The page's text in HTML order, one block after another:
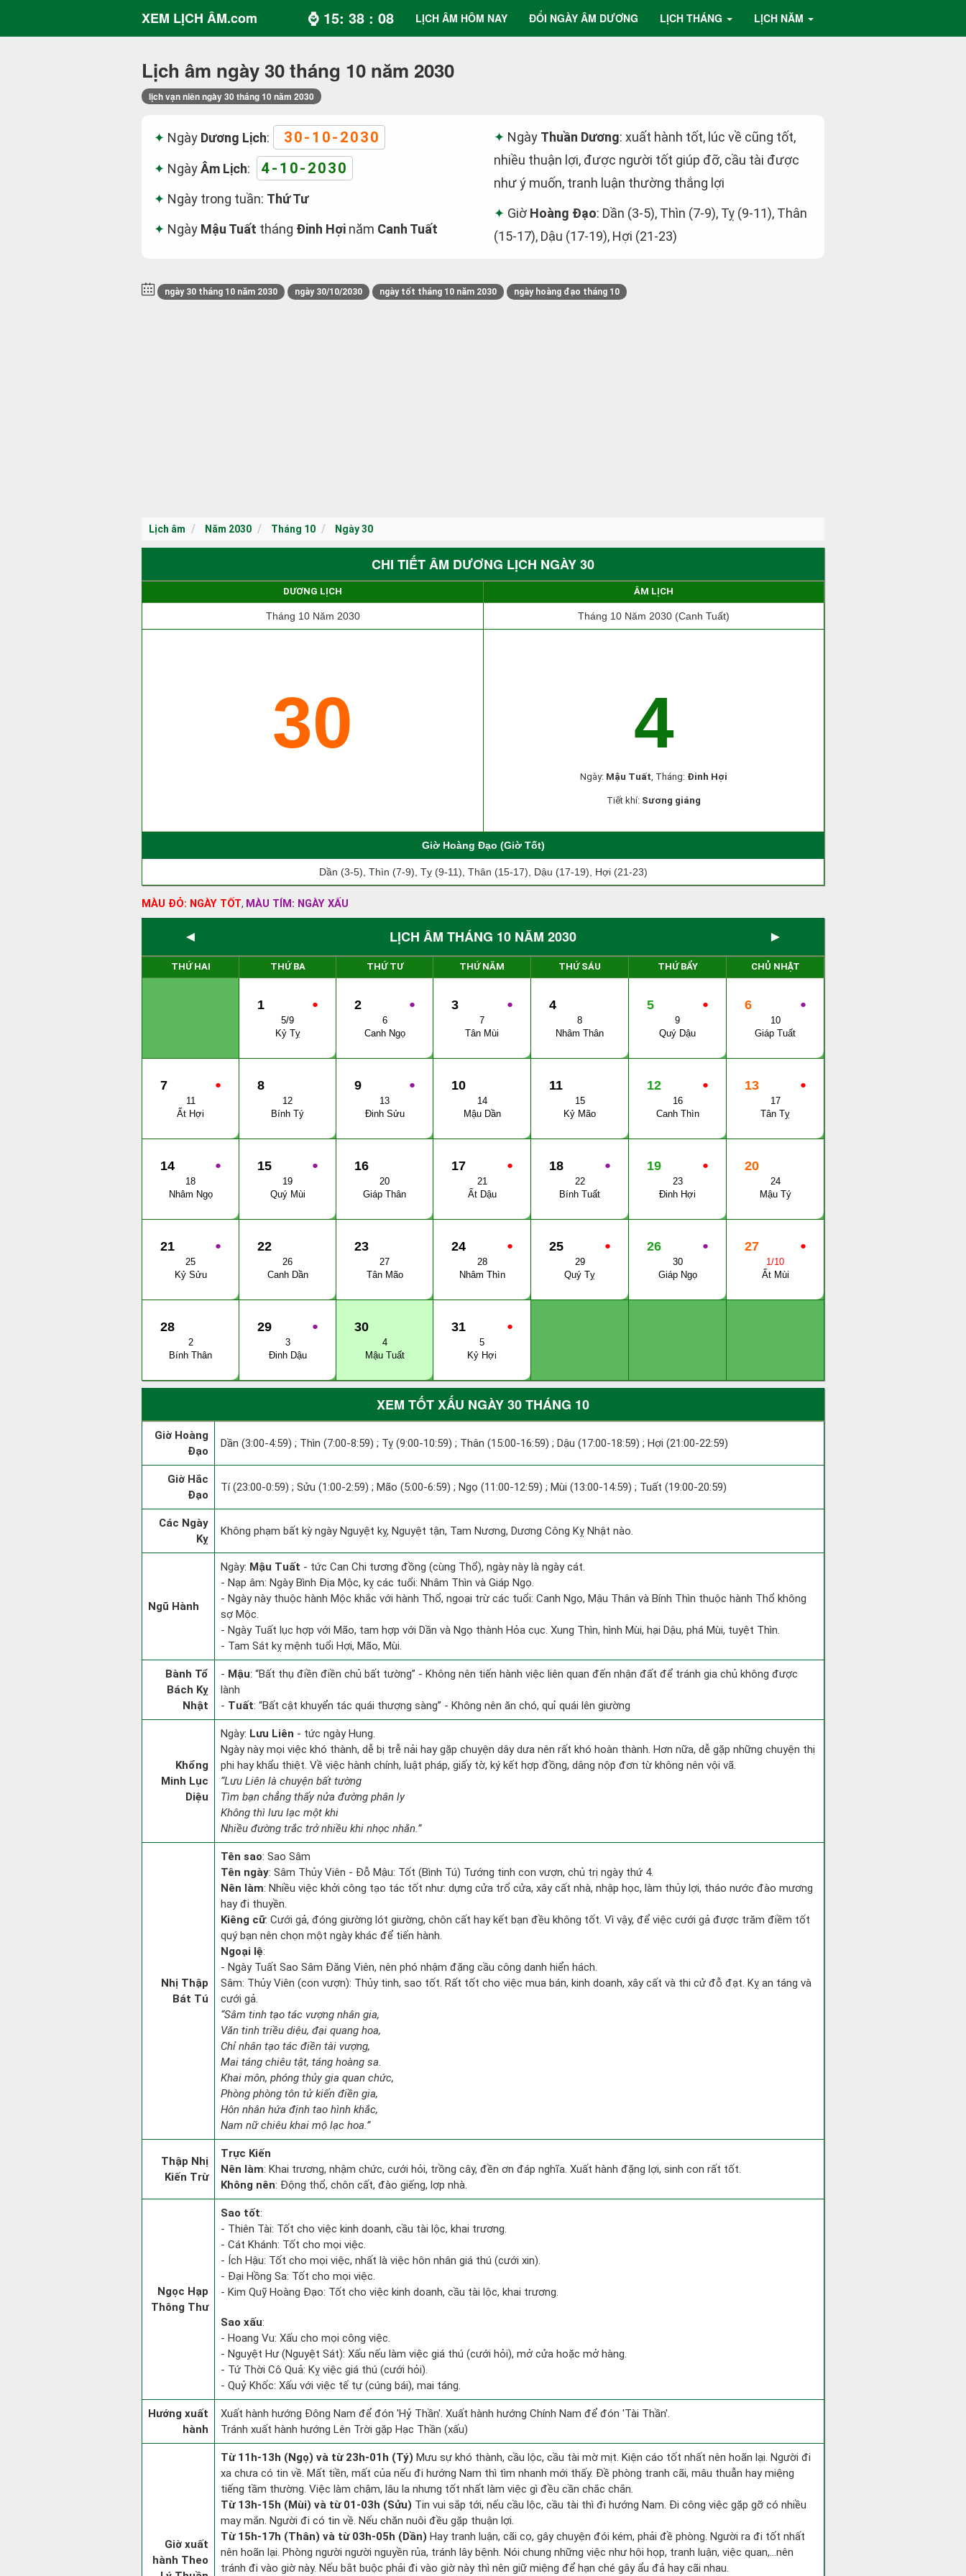
XEM LỊCH ÂM.com ⌚ 15: 38 : 08 LỊCH ÂM HÔM NAY ĐỔI NGÀY ÂM DƯƠNG LỊCH THÁNG LỊCH NĂM
Lịch âm ngày 30 tháng 10 năm 2030
lịch vạn niên ngày 30 tháng 10 năm 2030
Ngày Dương Lịch: 30-10-2030
NgàyÂm Lịch: 4-10-2030
Ngày trong tuần: Thứ Tư
Ngày Mậu Tuất tháng Đinh Hợi năm Canh Tuất
Ngày Thuần Dương: xuất hành tốt, lúc về cũng tốt,
nhiều thuận lợi, được người tốt giúp đỡ, cầu tài được
như ý muốn, tranh luận thường thắng lợi
Giờ Hoàng Đạo: Dần (3-5), Thìn (7-9), Tỵ (9-11), Thân
(15-17), Dậu (17-19), Hợi (21-23)
ngày 30 tháng 10 năm 2030 ngày 30/10/2030 ngày tốt tháng 10 năm 2030 ngày hoàng đạo tháng 10
Lịch âm Năm 2030 Tháng 10 Ngày 30
CHI TIẾT ÂM DƯƠNG LỊCH NGÀY 30
DƯƠNG LỊCH ÂM LỊCH
Tháng 10 Năm 2030 Tháng 10 Năm 2030 (Canh Tuất)
30 4
Ngày: Mậu Tuất, Tháng: Đinh Hợi
Tiết khí: Sương giáng
Giờ Hoàng Đạo (Giờ Tốt)
Dần (3-5), Thìn (7-9), Tỵ (9-11), Thân (15-17), Dậu (17-19), Hợi (21-23)
MÀU ĐỎ: NGÀY TỐT, MÀU TÍM: NGÀY XẤU
◄ LỊCH ÂM THÁNG 10 NĂM 2030 ►
THỨ HAI THỨ BA THỨ TƯ THỨ NĂM THỨ SÁU THỨ BẨY CHỦ NHẬT
●
1
5/9
Kỷ Tỵ
●
2
6
Canh Ngọ
●
3
7
Tân Mùi
4
8
Nhâm Thân
●
5
9
Quý Dậu
●
6
10
Giáp Tuất
●
7
11
Ất Hợi
8
12
Bính Tý
●
9
13
Đinh Sửu
10
14
Mậu Dần
11
15
Kỷ Mão
●
12
16
Canh Thìn
●
13
17
Tân Tỵ
●
14
18
Nhâm Ngọ
●
15
19
Quý Mùi
16
20
Giáp Thân
●
17
21
Ất Dậu
●
18
22
Bính Tuất
●
19
23
Đinh Hợi
20
24
Mậu Tý
●
21
25
Kỷ Sửu
22
26
Canh Dần
23
27
Tân Mão
●
24
28
Nhâm Thìn
●
25
29
Quý Tỵ
●
26
30
Giáp Ngọ
●
27
1/10
Ất Mùi
28
2
Bính Thân
●
29
3
Đinh Dậu
30
4
Mậu Tuất
●
31
5
Kỷ Hợi
XEM TỐT XẤU NGÀY 30 THÁNG 10
Giờ Hoàng
Đạo
Dần (3:00-4:59) ; Thìn (7:00-8:59) ; Tỵ (9:00-10:59) ; Thân (15:00-16:59) ; Dậu (17:00-18:59) ; Hợi (21:00-22:59)
Giờ Hắc
Đạo
Tí (23:00-0:59) ; Sửu (1:00-2:59) ; Mão (5:00-6:59) ; Ngọ (11:00-12:59) ; Mùi (13:00-14:59) ; Tuất (19:00-20:59)
Các Ngày
Kỵ
Không phạm bất kỳ ngày Nguyệt kỵ, Nguyệt tận, Tam Nương, Dương Công Kỵ Nhật nào.
Ngũ Hành
Ngày: Mậu Tuất - tức Can Chi tương đồng (cùng Thổ), ngày này là ngày cát.
- Nạp âm: Ngày Bình Địa Mộc, kỵ các tuổi: Nhâm Thìn và Giáp Ngọ.
- Ngày này thuộc hành Mộc khắc với hành Thổ, ngoại trừ các tuổi: Canh Ngọ, Mậu Thân và Bính Thìn thuộc hành Thổ không
sợ Mộc.
- Ngày Tuất lục hợp với Mão, tam hợp với Dần và Ngọ thành Hỏa cục. Xung Thìn, hình Mùi, hại Dậu, phá Mùi, tuyệt Thìn.
- Tam Sát kỵ mệnh tuổi Hợi, Mão, Mùi.
Bành Tổ
Bách Kỵ
Nhật
- Mậu: “Bất thụ điền điền chủ bất tường” - Không nên tiến hành việc liên quan đến nhận đất để tránh gia chủ không được
lành
- Tuất: “Bất cật khuyển tác quái thượng sàng” - Không nên ăn chó, quỉ quái lên giường
Khổng
Minh Lục
Diệu
Ngày: Lưu Liên - tức ngày Hung.
Ngày này mọi việc khó thành, dễ bị trễ nải hay gặp chuyện dây dưa nên rất khó hoàn thành. Hơn nữa, dễ gặp những chuyện thị
phi hay khẩu thiệt. Về việc hành chính, luật pháp, giấy tờ, ký kết hợp đồng, dâng nộp đơn từ không nên vội vã.
“Lưu Liên là chuyện bất tường
Tìm bạn chẳng thấy nửa đường phân ly
Không thì lưu lạc một khi
Nhiều đường trắc trở nhiều khi nhọc nhằn.”
Nhị Thập
Bát Tú
Tên sao: Sao Sâm
Tên ngày: Sâm Thủy Viên - Đỗ Mậu: Tốt (Bình Tú) Tướng tinh con vượn, chủ trị ngày thứ 4.
Nên làm: Nhiều việc khởi công tạo tác tốt như: dựng cửa trổ cửa, xây cất nhà, nhập học, làm thủy lợi, tháo nước đào mương
hay đi thuyền.
Kiêng cữ: Cưới gả, đóng giường lót giường, chôn cất hay kết bạn đều không tốt. Vì vậy, để việc cưới gả được trăm điềm tốt
quý bạn nên chọn một ngày khác để tiến hành.
Ngoại lệ:
- Ngày Tuất Sao Sâm Đăng Viên, nên phó nhậm đặng cầu công danh hiển hách.
Sâm: Thủy Viên (con vượn): Thủy tinh, sao tốt. Rất tốt cho việc mua bán, kinh doanh, xây cất và thi cử đỗ đạt. Kỵ an táng và
cưới gả.
“Sâm tinh tạo tác vượng nhân gia,
Văn tinh triều diệu, đại quang hoa,
Chỉ nhân tạo tác điền tài vượng,
Mai táng chiêu tật, táng hoàng sa.
Khai môn, phóng thủy gia quan chức,
Phòng phòng tôn tử kiến điền gia,
Hôn nhân hứa định tao hình khắc,
Nam nữ chiêu khai mộ lạc hoa.”
Thập Nhị
Kiến Trừ
Trực Kiến
Nên làm: Khai trương, nhậm chức, cưới hỏi, trồng cây, đền ơn đáp nghĩa. Xuất hành đặng lợi, sinh con rất tốt.
Không nên: Động thổ, chôn cất, đào giếng, lợp nhà.
Ngọc Hạp
Thông Thư
Sao tốt:
- Thiên Tài: Tốt cho việc kinh doanh, cầu tài lộc, khai trương.
- Cát Khánh: Tốt cho mọi việc.
- Ích Hậu: Tốt cho mọi việc, nhất là việc hôn nhân giá thú (cưới xin).
- Đại Hồng Sa: Tốt cho mọi việc.
- Kim Quỹ Hoàng Đạo: Tốt cho việc kinh doanh, cầu tài lộc, khai trương.
Sao xấu:
- Hoang Vu: Xấu cho mọi công việc.
- Nguyệt Hư (Nguyệt Sát): Xấu nếu làm việc giá thú (cưới hỏi), mở cửa hoặc mở hàng.
- Tứ Thời Cô Quả: Kỵ việc giá thú (cưới hỏi).
- Quỷ Khốc: Xấu với việc tế tự (cúng bái), mai táng.
Hướng xuất
hành
Xuất hành hướng Đông Nam để đón 'Hỷ Thần'. Xuất hành hướng Chính Nam để đón 'Tài Thần'.
Tránh xuất hành hướng Lên Trời gặp Hạc Thần (xấu)
Giờ xuất
hành Theo
Từ 11h-13h (Ngọ) và từ 23h-01h (Tý) Mưu sự khó thành, cầu lộc, cầu tài mờ mịt. Kiện cáo tốt nhất nên hoãn lại. Người đi
xa chưa có tin về. Mất tiền, mất của nếu đi hướng Nam thì tìm nhanh mới thấy. Đề phòng tranh cãi, mâu thuẫn hay miệng
tiếng tầm thường. Việc làm chậm, lâu la nhưng tốt nhất làm việc gì đều cần chắc chắn.
Từ 13h-15h (Mùi) và từ 01-03h (Sửu) Tin vui sắp tới, nếu cầu lộc, cầu tài thì đi hướng Nam. Đi công việc gặp gỡ có nhiều
may mắn. Người đi có tin về. Nếu chăn nuôi đều gặp thuận lợi.
Từ 15h-17h (Thân) và từ 03h-05h (Dần) Hay tranh luận, cãi cọ, gây chuyện đói kém, phải đề phòng. Người ra đi tốt nhất
nên hoãn lại. Phòng người người nguyền rủa, tránh lây bệnh. Nói chung những việc như hội họp, tranh luận, việc quan,…nên
tránh đi vào giờ này. Nếu bắt buộc phải đi vào giờ này thì nên giữ miệng để hạn ché gây ẩu đả hay cãi nhau.